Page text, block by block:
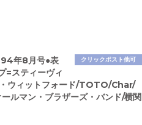
クリックポスト他可
年8月号●表
=スティーヴィ
ウィットフォード/TOTO/Char/
ルマン・ブラザーズ・バンド/横関